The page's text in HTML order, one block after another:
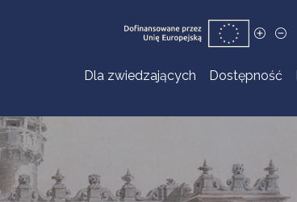
Dla zwiedzających Dostępność